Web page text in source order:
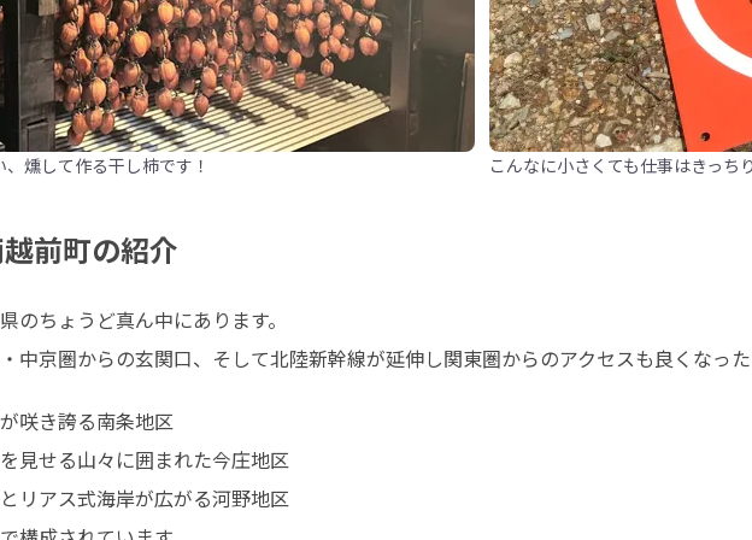
燻して作る干し柿です！ こんなに小さくても仕事はきっち
前町の紹介
のちょうど真ん中にあります。
中京圏からの玄関口、そして北陸新幹線が延伸し関東圏からのアクセスも良くなっ
咲き誇る南条地区
見せる山々に囲まれた今庄地区
リアス式海岸が広がる河野地区